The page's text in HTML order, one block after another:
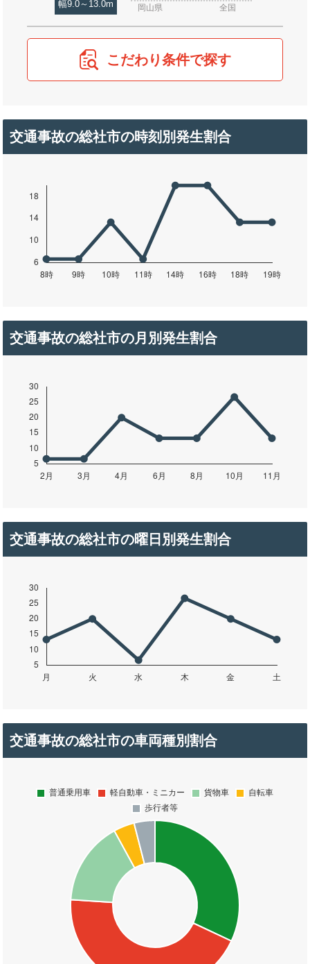
幅9.0～13.0m 岡山県 全国
こだわり条件で探す
交通事故の総社市の時刻別発生割合
交通事故の総社市の月別発生割合
交通事故の総社市の曜日別発生割合
交通事故の総社市の車両種別割合